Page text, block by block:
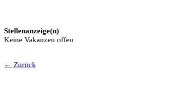
Stellenanzeige(n)
Keine Vakanzen offen
← Zurück